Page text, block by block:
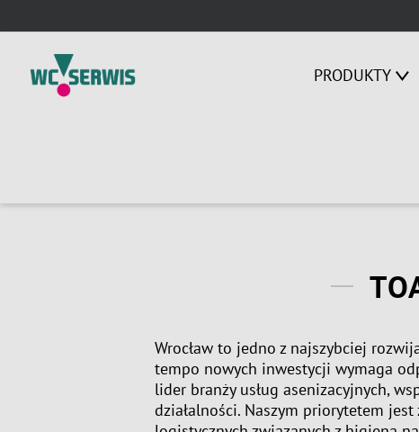
to
PRODUKTY
Wrocław to jedno z najszybciej
tempo nowych inwestycji wymaga
lider branży usług asenizacyjnych,
działalności. Naszym priorytetem